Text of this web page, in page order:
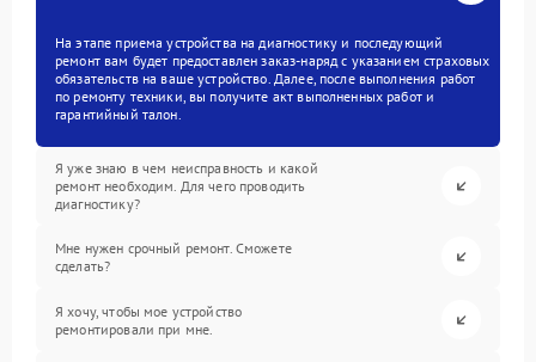
На этапе приема устройства на диагностику и последующий
ремонт вам будет предоставлен заказ-наряд с указанием страховых
обязательств на ваше устройство. Далее, после выполнения работ
по ремонту техники, вы получите акт выполненных работ и
гарантийный талон.
Я уже знаю в чем неисправность и какой
ремонт необходим. Для чего проводить
диагностику?
Мне нужен срочный ремонт. Сможете
сделать?
Я хочу, чтобы мое устройство
ремонтировали при мне.